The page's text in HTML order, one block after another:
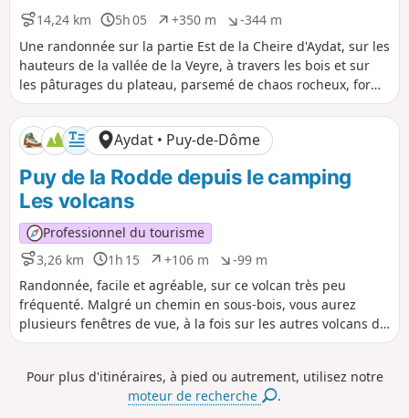
f
f
14,24 km
D
i
s
t
a
n
c
e
5h 05
D
u
r
é
e
+350 m
D
é
n
i
v
e
l
é
p
o
s
t
i
f
-344 m
D
é
n
v
e
l
é
n
é
f
Une randonnée sur la partie Est de la Cheire d'Aydat, sur les
hauteurs de la vallée de la Veyre, à travers les bois et sur
les pâturages du plateau, parsemé de chaos rocheux, formé
par la coulée de lave des puys de la Vache et de Lassolas.
Aydat • Puy-de-Dôme
Puy de la Rodde depuis le camping
Les volcans
Professionnel du tourisme
3,26 km
D
i
s
a
1h 15
D
u
r
e
+106 m
D
é
n
v
é
p
-99 m
D
é
n
v
é
n
Randonnée, facile et agréable, sur ce volcan très peu
fréquenté. Malgré un chemin en sous-bois, vous aurez
plusieurs fenêtres de vue, à la fois sur les autres volcans de
la chaine des puys et sur le massif du Sancy. Une bonne
Pour plus d'itinéraires, à pied ou autrement, utilisez notre
moteur de recherche
.